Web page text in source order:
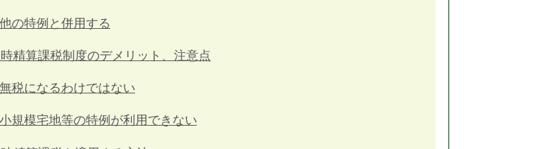
他の特例と併用する
精算課税制度のデメリット、注意点
無税になるわけではない
小規模宅地等の特例が利用できない